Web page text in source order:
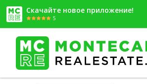
Скачайте новое приложение!
5